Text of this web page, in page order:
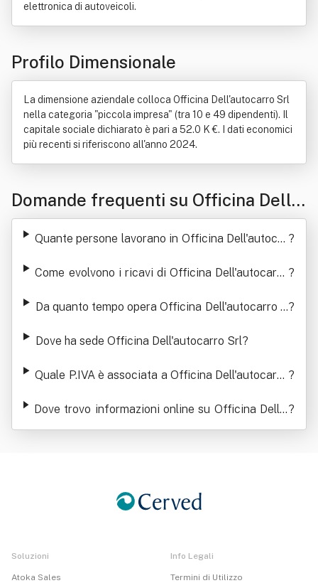
elettronica di autoveicoli.
Profilo Dimensionale
La dimensione aziendale colloca Officina Dell'autocarro Srl
nella categoria "piccola impresa" (tra 10 e 49 dipendenti). Il
capitale sociale dichiarato è pari a 52.0 K €. I dati economici
più recenti si riferiscono all'anno 2024.
Domande frequenti su Officina Dell'a
utocarro Srl
Quante persone lavorano in Officina Dell'autocar ?
Come evolvono i ricavi di Officina Dell'autocarro ?
Da quanto tempo opera Officina Dell'autocarro S?
Dove ha sede Officina Dell'autocarro Srl?
Quale P.IVA è associata a Officina Dell'autocarro ?
Dove trovo informazioni online su Officina Dell'a
utocarro Srl
?
Soluzioni
Atoka Sales
Info Legali
Termini di Utilizzo